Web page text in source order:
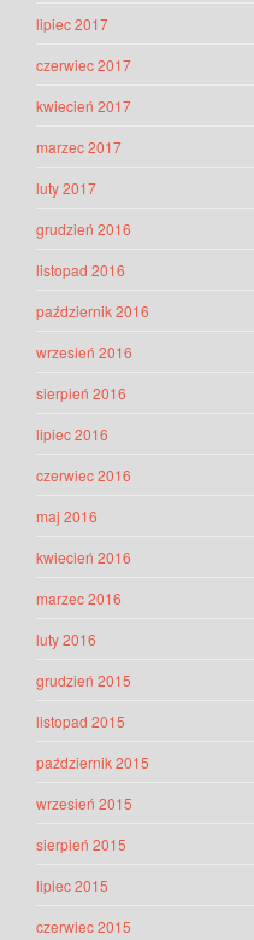
lipiec 2017
czerwiec 2017
kwiecień 2017
marzec 2017
luty 2017
grudzień 2016
listopad 2016
październik 2016
wrzesień 2016
sierpień 2016
lipiec 2016
czerwiec 2016
maj 2016
kwiecień 2016
marzec 2016
luty 2016
grudzień 2015
listopad 2015
październik 2015
wrzesień 2015
sierpień 2015
lipiec 2015
czerwiec 2015